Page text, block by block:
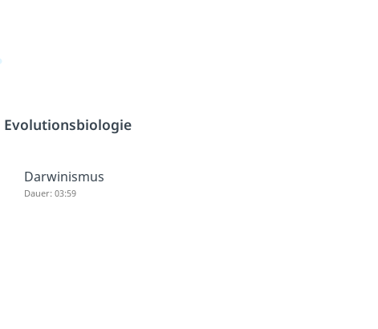
Evolutionsbiologie
Darwinismus
Dauer: 03:59